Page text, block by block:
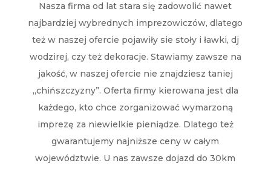
Nasza firma od lat stara się zadowolić nawet
najbardziej wybrednych imprezowiczów, dlatego
też w naszej ofercie pojawiły sie stoły i ławki, dj
wodzirej, czy też dekoracje. Stawiamy zawsze na
jakość, w naszej ofercie nie znajdziesz taniej
„chińszczyzny”. Oferta firmy kierowana jest dla
każdego, kto chce zorganizować wymarzoną
imprezę za niewielkie pieniądze. Dlatego też
gwarantujemy najniższe ceny w całym
województwie. U nas zawsze dojazd do 30km